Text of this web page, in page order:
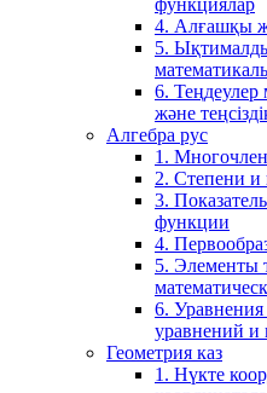
4. Алғашқы
5.
6. Теңдеулер
және
Алгебра рус
1.
2. Степени
3.
функции
4.
5. Элементы
6.
уравнений и
Геометрия каз
1. Нүкте